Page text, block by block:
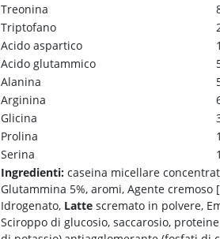
Treonina
Triptofano
Acido aspartico
Acido glutammico
Alanina
Arginina
Glicina
Prolina
Serina
Ingredienti: caseina micellare
Glutammina 5%, aromi, Agente
Idrogenato, Latte scremato in polvere,
Sciroppo di glucosio, saccarosio,